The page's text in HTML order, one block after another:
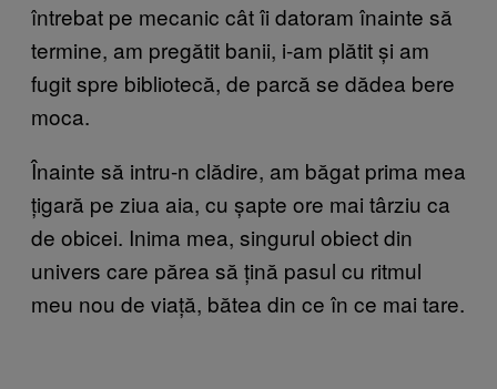
întrebat pe mecanic cât îi datoram înainte să
termine, am pregătit banii, i-am plătit și am
fugit spre bibliotecă, de parcă se dădea bere
moca.
Înainte să intru-n clădire, am băgat prima mea
țigară pe ziua aia, cu șapte ore mai târziu ca
de obicei. Inima mea, singurul obiect din
univers care părea să țină pasul cu ritmul
meu nou de viață, bătea din ce în ce mai tare.